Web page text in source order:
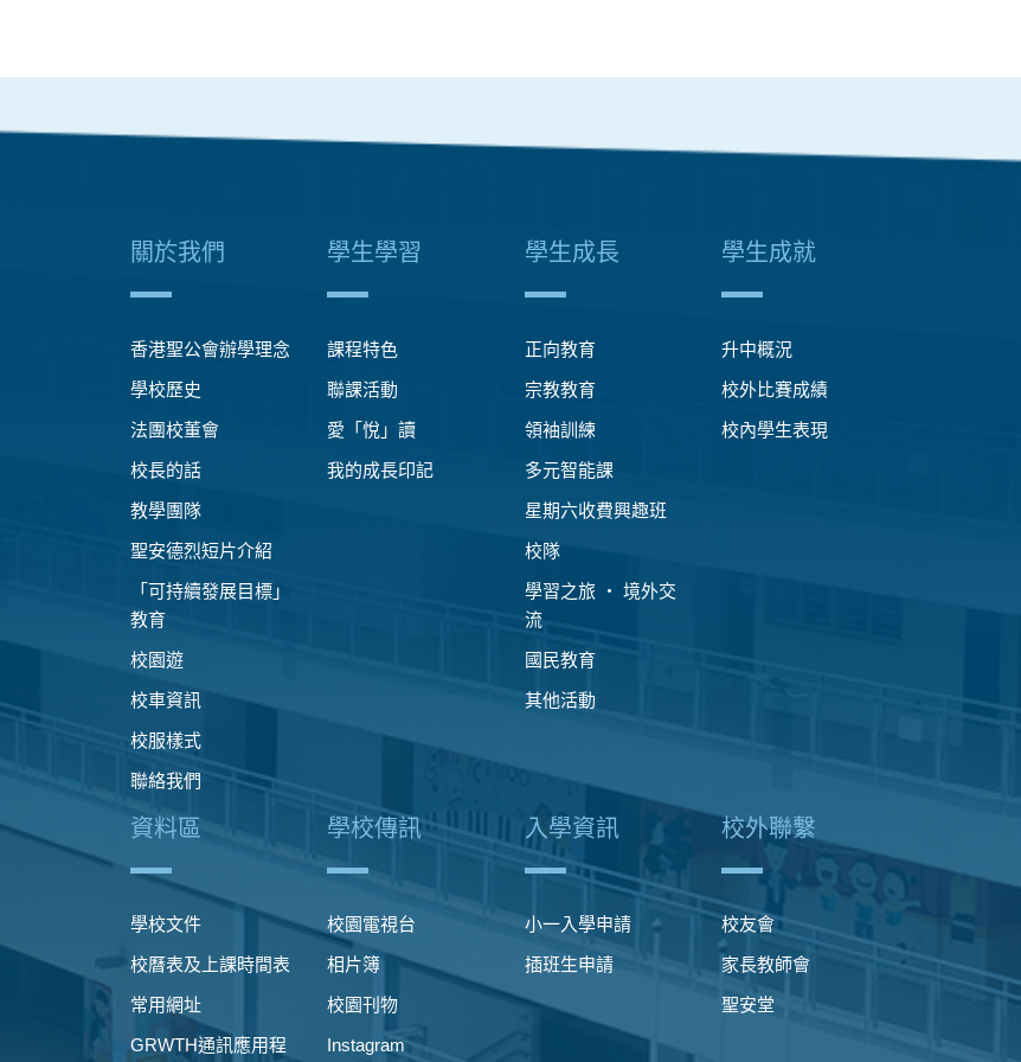
關於我們
香港聖公會辦學理念
學校歷史
法團校董會
校長的話
教學團隊
聖安德烈短片介紹
「可持續發展目標」
教育
校園遊
校車資訊
校服樣式
聯絡我們
學生學習
課程特色
聯課活動
愛「悅」讀
我的成長印記
學生成長
正向教育
宗教教育
領袖訓練
多元智能課
星期六收費興趣班
校隊
學習之旅 ‧ 境外交
流
國民教育
其他活動
學生成就
升中概況
校外比賽成績
校內學生表現
資料區
學校文件
校曆表及上課時間表
常用網址
GRWTH通訊應用程
學校傳訊
校園電視台
相片簿
校園刊物
Instagram
入學資訊
小一入學申請
插班生申請
校外聯繫
校友會
家長教師會
聖安堂